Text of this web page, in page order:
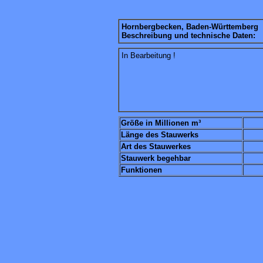
Hornbergbecken, Baden-Württemberg
Beschreibung und technische Daten:
In Bearbeitung !
Größe in Millionen m³
Länge des Stauwerks
Art des Stauwerkes
Stauwerk begehbar
Funktionen